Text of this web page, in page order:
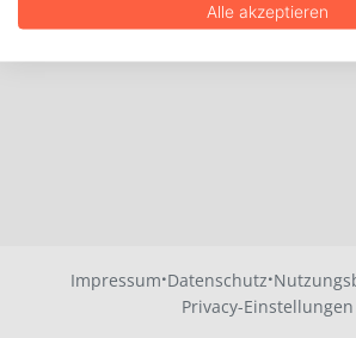
Impressum·Datenschutz·
Privacy-Einstellungen
Alle akzeptieren